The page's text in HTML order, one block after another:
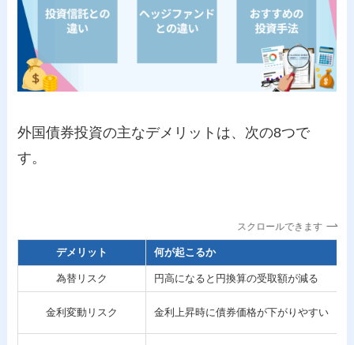
外国債券投資の主なデメリットは、次の8つで
す。
スクロールできます
デメリット 何が起こるか
為替リスク 円高になると円換算の受取額が減る
金利変動リスク 金利上昇時に債券価格が下がりやすい